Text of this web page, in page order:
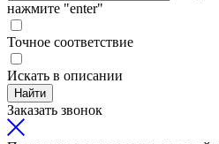
нажмите "enter"
Точное соответствие
Искать в описании
Найти
Заказать звонок